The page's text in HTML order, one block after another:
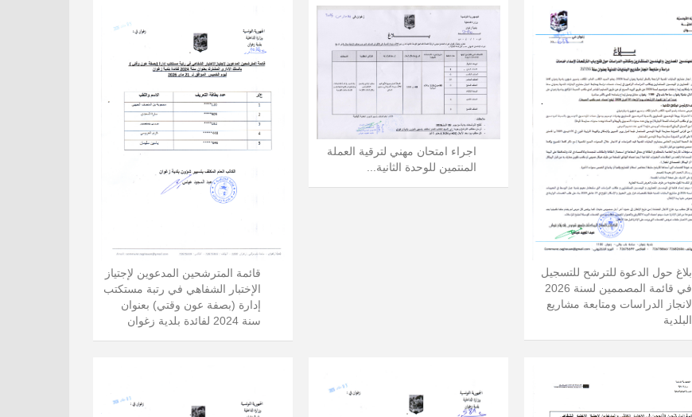
قائمة المترشحين المدعوين لإجتياز
الإختبار الشفاهي في رتبة مستكتب
إدارة (بصفة عون وقتي) بعنوان
سنة 2024 لفائدة بلدية زغوان
اجراء امتحان مهني لترقية العملة
المنتمين للوحدة الثانية...
بلاغ حول الدعوة للترشح للتسجيل
في قائمة المصممين لسنة 2026
لانجاز الدراسات ومتابعة مشاريع
البلدية